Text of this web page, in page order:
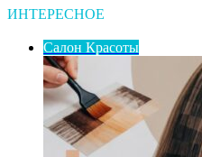
ИНТЕРЕСНОЕ
Салон Красоты